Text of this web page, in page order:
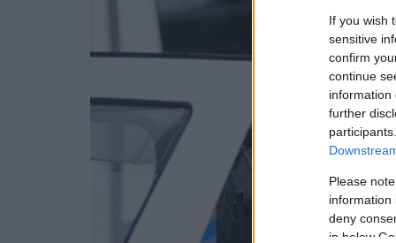
If you wish
sensitive
confirm
continue
information
further
Please
information
deny
in below